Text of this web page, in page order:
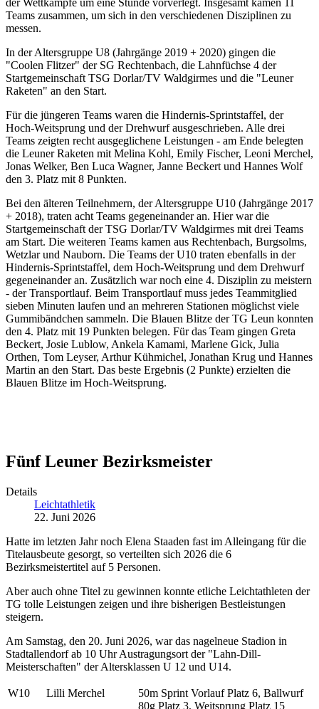
Teams zusammen, um sich in den verschiedenen Disziplinen zu
messen.
In der Altersgruppe U8 (Jahrgänge 2019 + 2020) gingen die
"Coolen Flitzer" der SG Rechtenbach, die Lahnfüchse 4 der
Startgemeinschaft TSG Dorlar/TV Waldgirmes und die "Leuner
Raketen" an den Start.
Für die jüngeren Teams waren die Hindernis-Sprintstaffel, der
Hoch-Weitsprung und der Drehwurf ausgeschrieben. Alle drei
Teams zeigten recht ausgeglichene Leistungen - am Ende belegten
die Leuner Raketen mit Melina Kohl, Emily Fischer, Leoni Merchel,
Jonas Welker, Ben Luca Wagner, Janne Beckert und Hannes Wolf
den 3. Platz mit 8 Punkten.
Bei den älteren Teilnehmern, der Altersgruppe U10 (Jahrgänge 2017
+ 2018), traten acht Teams gegeneinander an. Hier war die
Startgemeinschaft der TSG Dorlar/TV Waldgirmes mit drei Teams
am Start. Die weiteren Teams kamen aus Rechtenbach, Burgsolms,
Wetzlar und Nauborn. Die Teams der U10 traten ebenfalls in der
Hindernis-Sprintstaffel, dem Hoch-Weitsprung und dem Drehwurf
gegeneinander an. Zusätzlich war noch eine 4. Disziplin zu meistern
- der Transportlauf. Beim Transportlauf muss jedes Teammitglied
sieben Minuten laufen und an mehreren Stationen möglichst viele
Gummibändchen sammeln. Die Blauen Blitze der TG Leun konnten
den 4. Platz mit 19 Punkten belegen. Für das Team gingen Greta
Beckert, Josie Lublow, Ankela Kamami, Marlene Gick, Julia
Orthen, Tom Leyser, Arthur Kühmichel, Jonathan Krug und Hannes
Martin an den Start. Das beste Ergebnis (2 Punkte) erzielten die
Blauen Blitze im Hoch-Weitsprung.
Fünf Leuner Bezirksmeister
Details
Leichtathletik
22. Juni 2026
Hatte im letzten Jahr noch Elena Staaden fast im Alleingang für die
Titelausbeute gesorgt, so verteilten sich 2026 die 6
Bezirksmeistertitel auf 5 Personen.
Aber auch ohne Titel zu gewinnen konnte etliche Leichtathleten der
TG tolle Leistungen zeigen und ihre bisherigen Bestleistungen
steigern.
Am Samstag, den 20. Juni 2026, war das nagelneue Stadion in
Stadtallendorf ab 10 Uhr Austragungsort der "Lahn-Dill-
Meisterschaften" der Altersklassen U 12 und U14.
W10 Lilli Merchel
50m Sprint Vorlauf Platz 6, Ballwurf
80g Platz 3, Weitsprung Platz 15